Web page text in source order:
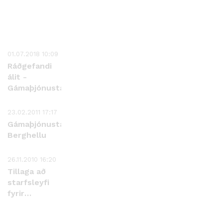
01.07.2018 10:09
Ráðgefandi
álit -
Gámaþjónustan
23.02.2011 17:17
Gámaþjónustan
Berghellu
26.11.2010 16:20
Tillaga að
starfsleyfi
fyrir